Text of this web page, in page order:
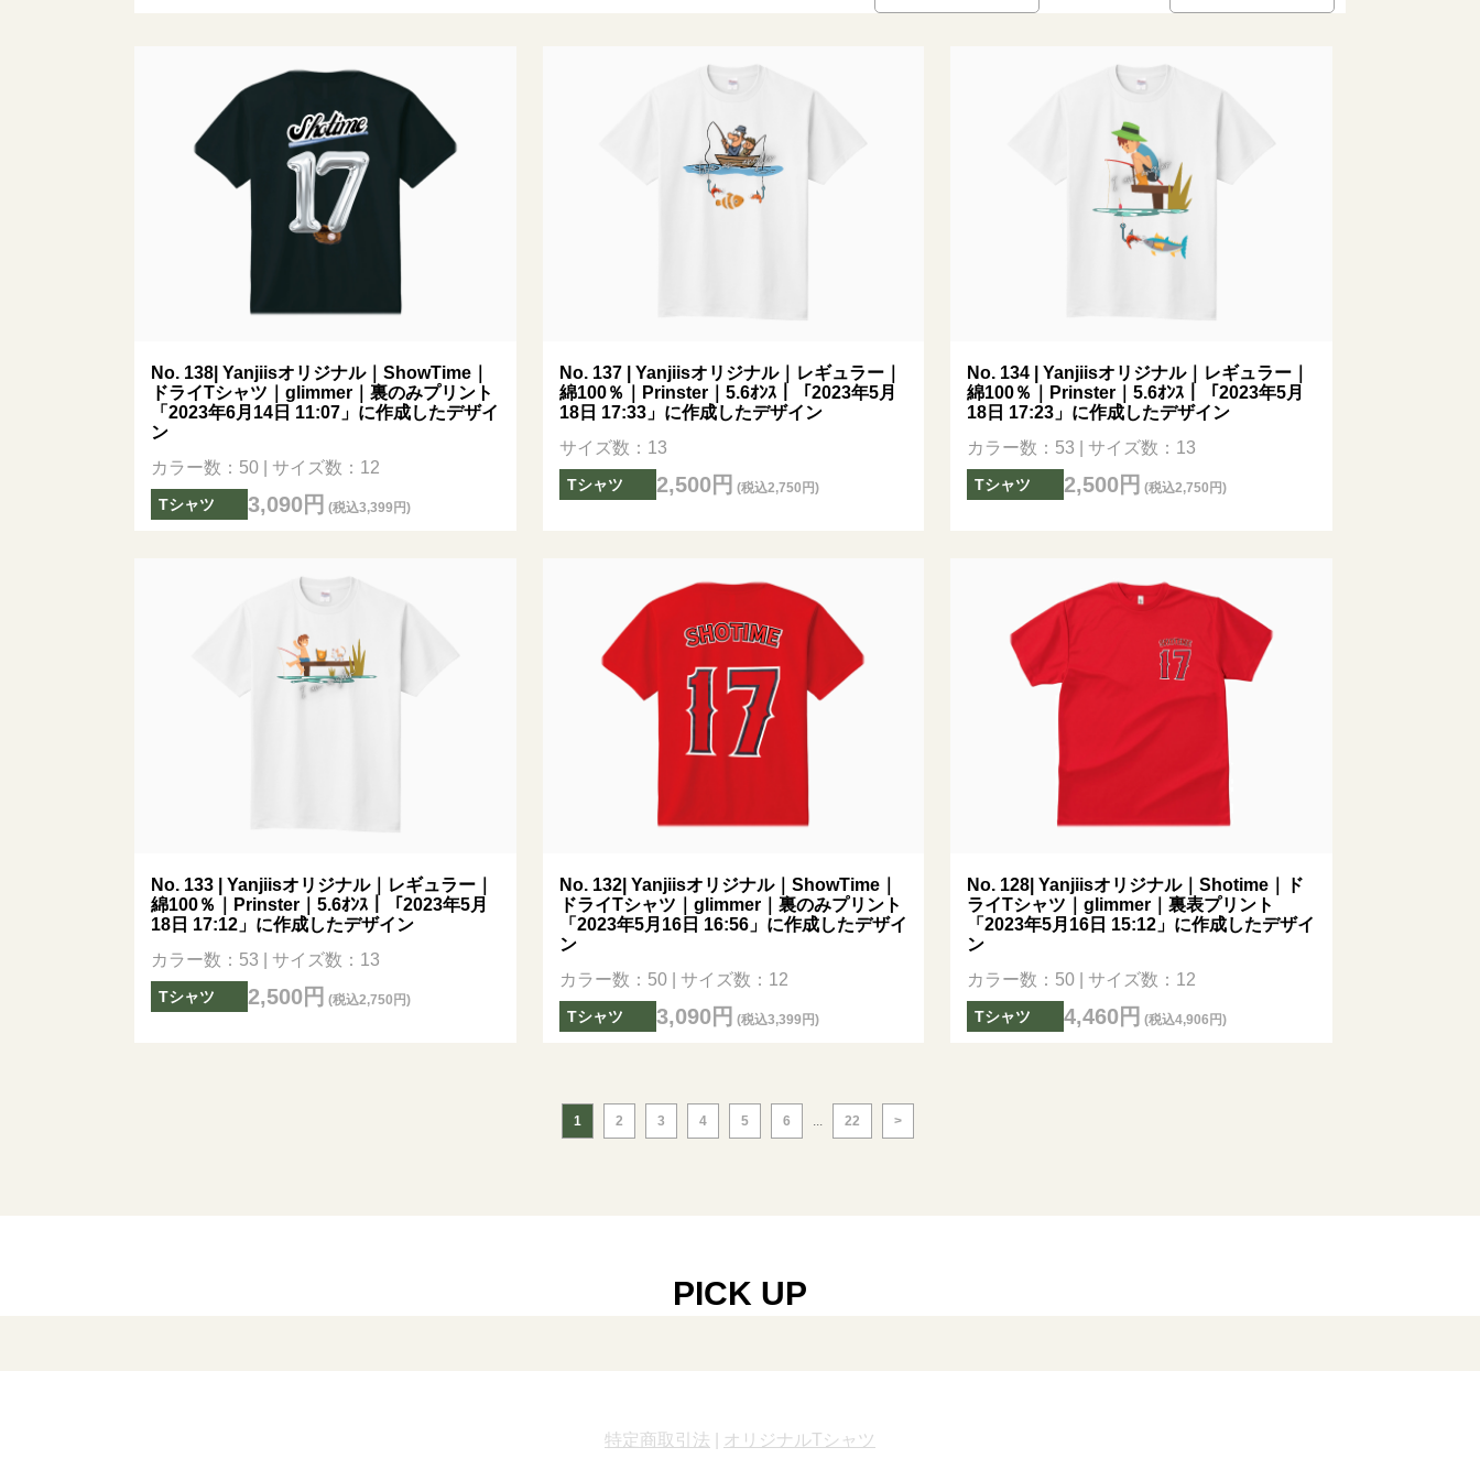
No. 138| Yanjiisオリジナル｜ShowTime｜
ドライTシャツ｜glimmer｜裏のみプリント
「2023年6月14日 11:07」に作成したデザイ
ン
カラー数：50 | サイズ数：12
Tシャツ 3,090円 (税込3,399円)
No. 137 | Yanjiisオリジナル｜レギュラー｜
綿100％｜Prinster｜5.6ｵﾝｽ｜「2023年5月
18日 17:33」に作成したデザイン
サイズ数：13
Tシャツ 2,500円 (税込2,750円)
No. 134 | Yanjiisオリジナル｜レギュラー｜
綿100％｜Prinster｜5.6ｵﾝｽ｜「2023年5月
18日 17:23」に作成したデザイン
カラー数：53 | サイズ数：13
Tシャツ 2,500円 (税込2,750円)
No. 133 | Yanjiisオリジナル｜レギュラー｜
綿100％｜Prinster｜5.6ｵﾝｽ｜「2023年5月
18日 17:12」に作成したデザイン
カラー数：53 | サイズ数：13
Tシャツ 2,500円 (税込2,750円)
No. 132| Yanjiisオリジナル｜ShowTime｜
ドライTシャツ｜glimmer｜裏のみプリント
「2023年5月16日 16:56」に作成したデザイ
ン
カラー数：50 | サイズ数：12
Tシャツ 3,090円 (税込3,399円)
No. 128| Yanjiisオリジナル｜Shotime｜ド
ライTシャツ｜glimmer｜裏表プリント
「2023年5月16日 15:12」に作成したデザイ
ン
カラー数：50 | サイズ数：12
Tシャツ 4,460円 (税込4,906円)
1 2 3 4 5 6 22 >
PICK UP
特定商取引法 オリジナルTシャツ